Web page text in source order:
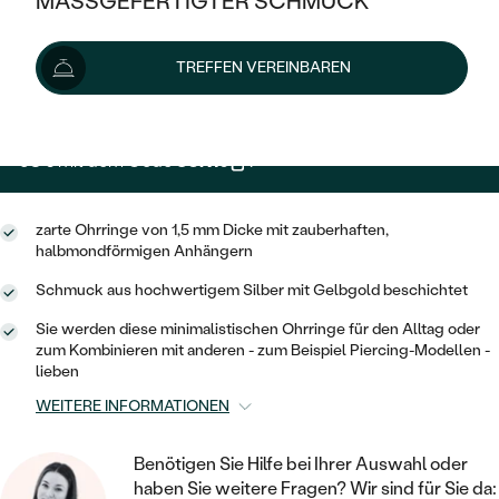
KLASSISCH
MEMOIRE
V-FORM
VINTAGE
AUSSERGEWÖHNLICHE
GEHÄMMERTE
VON HAND GRAVIERTE
MIT MEHREREN DIAMANTEN
HALO
VINTAGE
IM SET
AUSSERGEWÖHNLICH
GESTALTE EINEN RING
WÄHLE EINEN RING
DIAMANTEN ZUM EINFASSEN
AUSVERKAUF
WENN SCHMUCK HILFT
NACH TYP
ANHÄNGER / KETTEN
ARMBÄNDER
HERRENSCHMUCK
PLATIN
OHRSTECKER
CREOLEN
MINIMALISTISCHE
OHRHÄNGER
SOLITÄR
HERZ
GOLD
SILBER
ZUR GEBURT EINES KINDES
PERSONALISIERT
MINIMALISTISCH
AUSVERKAUF
GOLD
SILBER
NACH STYL
MEMOIRE
TREFFEN VEREINBAREN
109 €
Wir liefern den Schmuck innerhalb von 5 Werktagen.
Lieferoptionen
98 €mit dem CodeSUN10 .
zarte Ohrringe von 1,5 mm Dicke mit zauberhaften,
halbmondförmigen Anhängern
Schmuck aus hochwertigem Silber mit Gelbgold beschichtet
Sie werden diese minimalistischen Ohrringe für den Alltag oder
zum Kombinieren mit anderen - zum Beispiel Piercing-Modellen -
lieben
WEITERE INFORMATIONEN
Benötigen Sie Hilfe bei Ihrer Auswahl oder
haben Sie weitere Fragen? Wir sind für Sie da: